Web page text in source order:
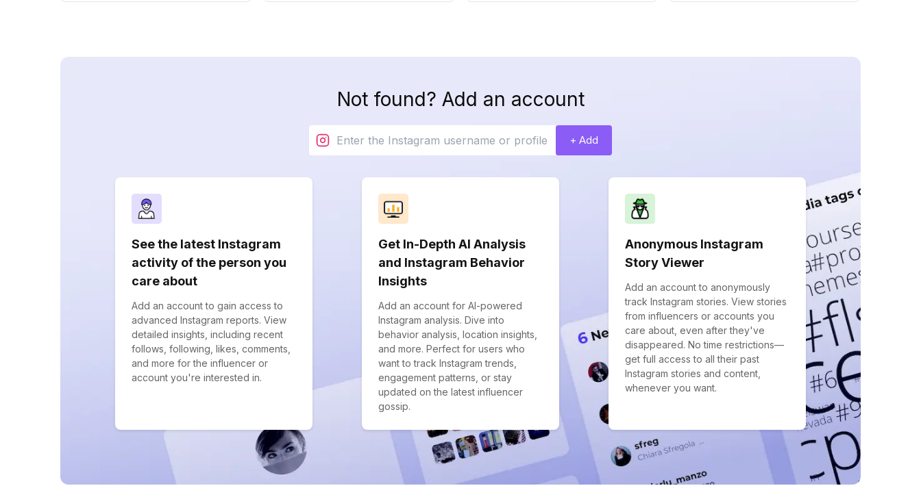
Not found? Add an account
+ Add
See the latest Instagram
activity of the person you
care about
Add an account to gain access to
advanced Instagram reports. View
detailed insights, including recent
follows, following, likes, comments,
and more for the influencer or
account you're interested in.
Get In-Depth AI Analysis
and Instagram Behavior
Insights
Add an account for AI-powered
Instagram analysis. Dive into
behavior analysis, location insights,
and more. Perfect for users who
want to track Instagram trends,
engagement patterns, or stay
updated on the latest influencer
gossip.
Anonymous Instagram
Story Viewer
Add an account to anonymously
track Instagram stories. View stories
from influencers or accounts you
care about, even after they've
disappeared. No time restrictions—
get full access to all their past
Instagram stories and content,
whenever you want.